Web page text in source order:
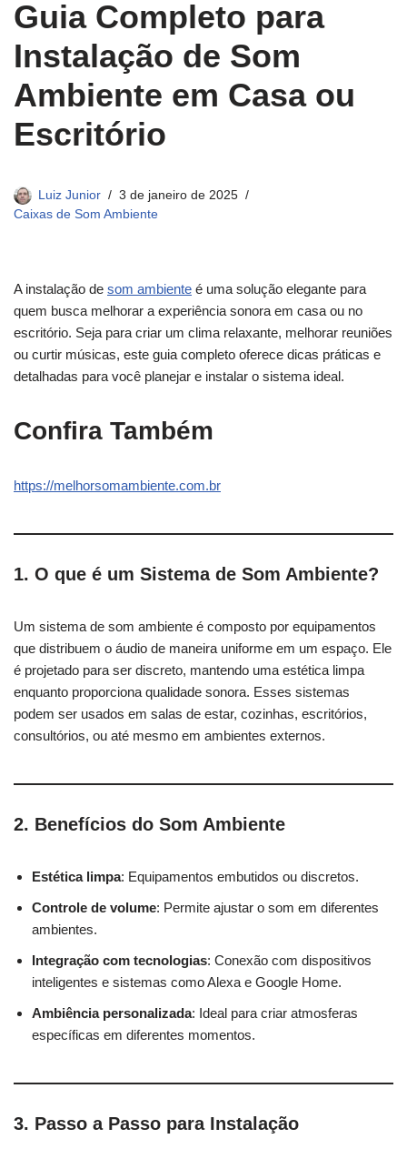
Guia Completo para
Instalação de Som
Ambiente em Casa ou
Escritório
Luiz Junior
3 de janeiro de 2025
Caixas de Som Ambiente
A instalação de som ambiente é uma solução elegante para
quem busca melhorar a experiência sonora em casa ou no
escritório. Seja para criar um clima relaxante, melhorar reuniões
ou curtir músicas, este guia completo oferece dicas práticas e
detalhadas para você planejar e instalar o sistema ideal.
Confira Também
https://melhorsomambiente.com.br
1. O que é um Sistema de Som Ambiente?
Um sistema de som ambiente é composto por equipamentos
que distribuem o áudio de maneira uniforme em um espaço. Ele
é projetado para ser discreto, mantendo uma estética limpa
enquanto proporciona qualidade sonora. Esses sistemas
podem ser usados em salas de estar, cozinhas, escritórios,
consultórios, ou até mesmo em ambientes externos.
2. Benefícios do Som Ambiente
Estética limpa: Equipamentos embutidos ou discretos.
Controle de volume: Permite ajustar o som em diferentes
ambientes.
Integração com tecnologias: Conexão com dispositivos
inteligentes e sistemas como Alexa e Google Home.
Ambiência personalizada: Ideal para criar atmosferas
específicas em diferentes momentos.
3. Passo a Passo para Instalação